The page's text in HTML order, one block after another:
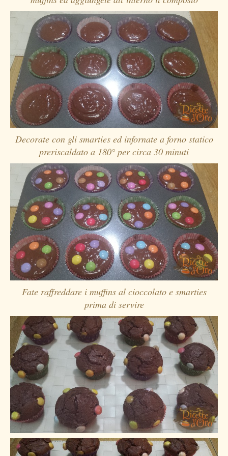
Decorate con gli smarties ed infornate a forno statico
preriscaldato a 180° per circa 30 minuti
Fate raffreddare i muffins al cioccolato e smarties
prima di servire